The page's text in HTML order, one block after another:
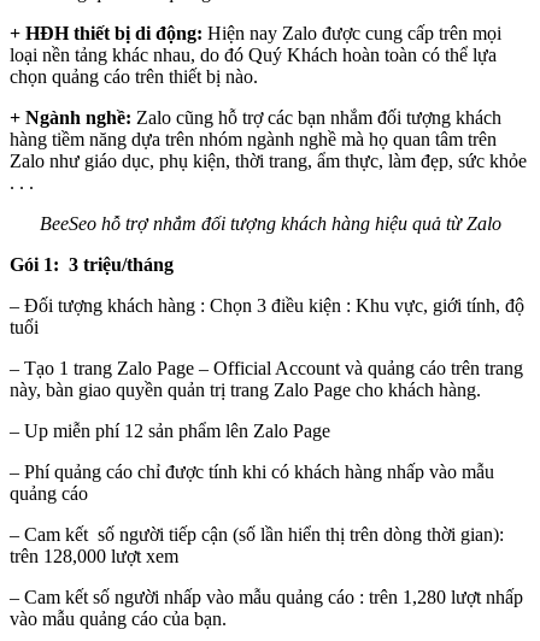
+ HĐH thiết bị di động: Hiện nay Zalo được cung cấp trên mọi
loại nền tảng khác nhau, do đó Quý Khách hoàn toàn có thể lựa
chọn quảng cáo trên thiết bị nào.
+ Ngành nghề: Zalo cũng hỗ trợ các bạn nhắm đối tượng khách
hàng tiềm năng dựa trên nhóm ngành nghề mà họ quan tâm trên
Zalo như giáo dục, phụ kiện, thời trang, ẩm thực, làm đẹp, sức khỏe
. . .
BeeSeo hỗ trợ nhắm đối tượng khách hàng hiệu quả từ Zalo
Gói 1: 3 triệu/tháng
– Đối tượng khách hàng : Chọn 3 điều kiện : Khu vực, giới tính, độ
tuổi
– Tạo 1 trang Zalo Page – Official Account và quảng cáo trên trang
này, bàn giao quyền quản trị trang Zalo Page cho khách hàng.
– Up miễn phí 12 sản phẩm lên Zalo Page
– Phí quảng cáo chỉ được tính khi có khách hàng nhấp vào mẫu
quảng cáo
– Cam kết số người tiếp cận (số lần hiển thị trên dòng thời gian):
trên 128,000 lượt xem
– Cam kết số người nhấp vào mẫu quảng cáo : trên 1,280 lượt nhấp
vào mẫu quảng cáo của bạn.